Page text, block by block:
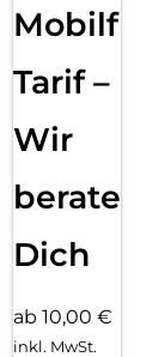
Mobilfunk
Tarif –
Wir
beraten
Dich
ab 10,00 €
inkl. MwSt.